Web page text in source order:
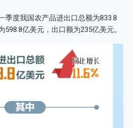
季度我国农产品进出口总额为833.8
亿美元，出口额为235亿美元。